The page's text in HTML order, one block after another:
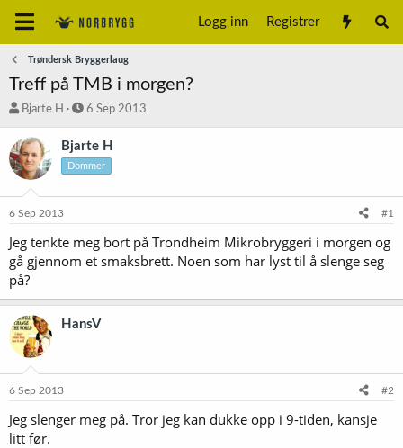
Logg inn Registrer
Trøndersk Bryggerlaug
Treff på TMB i morgen?
T
å
d
s
t
e
r
Bjarte H
S
a
r
t
o
6 Sep 2013
Bjarte H
Dommer
6 Sep 2013 #1
Jeg tenkte meg bort på Trondheim Mikrobryggeri i morgen og
gå gjennom et smaksbrett. Noen som har lyst til å slenge seg
på?
HansV
6 Sep 2013 #2
Jeg slenger meg på. Tror jeg kan dukke opp i 9-tiden, kansje
litt før.